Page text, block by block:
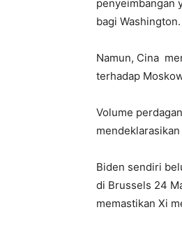
penyeimbangan
bagi Washington.
Namun, Cina
terhadap
Volume
mendeklarasikan
Biden sendiri
di Brussels 24
memastikan Xi